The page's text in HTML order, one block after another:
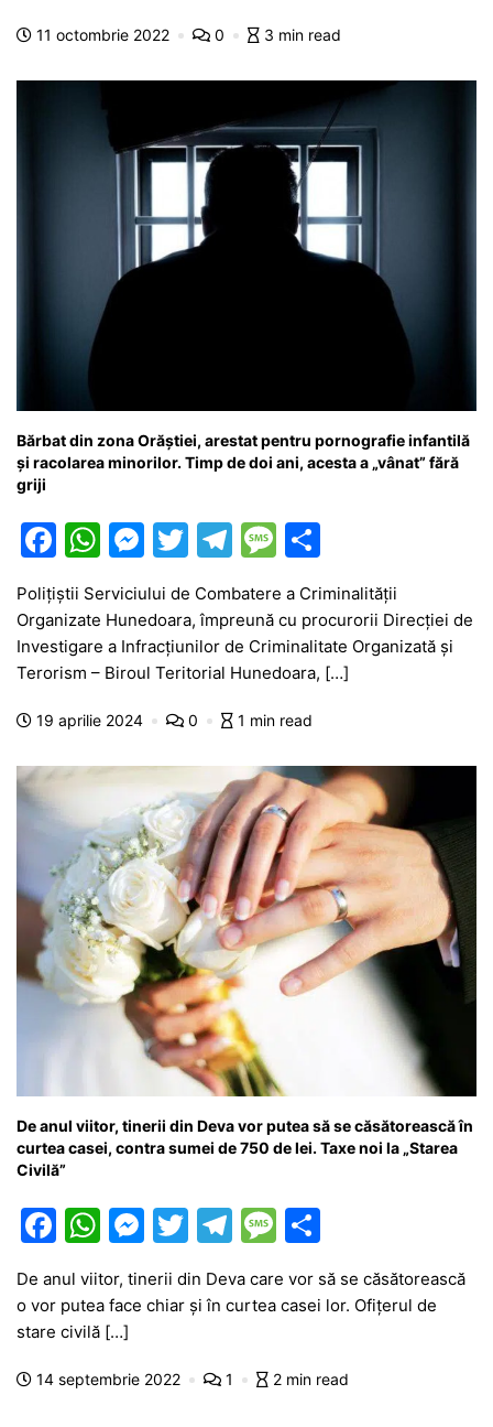
o p n
m g z
11 octombrie 2022 0 3 min read
Bărbat din zona Orăștiei, arestat pentru pornografie infantilă
și racolarea minorilor. Timp de doi ani, acesta a „vânat” fără
griji
F
a
c
e
b
o
k
W
at
s
A
p
M
e
s
s
e
n
er
T
itt
er
T
e
gr
a
m
M
s
s
a
g
ar
ta
je
a
Polițiștii Serviciului de Combatere a Criminalităţii
Organizate Hunedoara, împreună cu procurorii Direcției de
Investigare a Infracțiunilor de Criminalitate Organizată și
Terorism – Biroul Teritorial Hunedoara, […]
19 aprilie 2024 0 1 min read
De anul viitor, tinerii din Deva vor putea să se căsătorească în
curtea casei, contra sumei de 750 de lei. Taxe noi la „Starea
Civilă”
F
c
e
b
o
W
at
s
A
p
M
s
e
T
w
itt
er
T
e
a
m
M
s
a
ta
a
z
De anul viitor, tinerii din Deva care vor să se căsătorească
o vor putea face chiar și în curtea casei lor. Ofițerul de
stare civilă […]
14 septembrie 2022 1 2 min read